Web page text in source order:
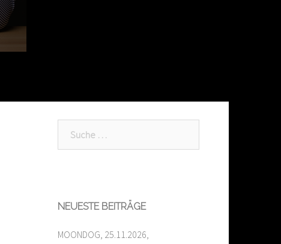
NEUESTE BEITRÄGE
MOONDOG, 25.11.2026,